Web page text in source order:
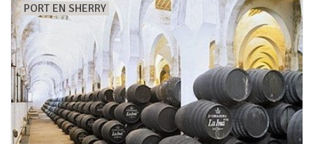
PORT EN SHERRY